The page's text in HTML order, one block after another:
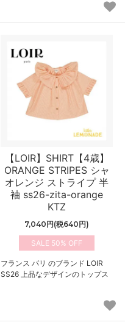
【LOIR】SHIRT【4歳】
ORANGE STRIPES シャ
オレンジ ストライプ 半
袖 ss26-zita-orange
KTZ
7,040円(税640円)
50%
フランス パリ のブランド LOIR
SS26 上品なデザインのトップス